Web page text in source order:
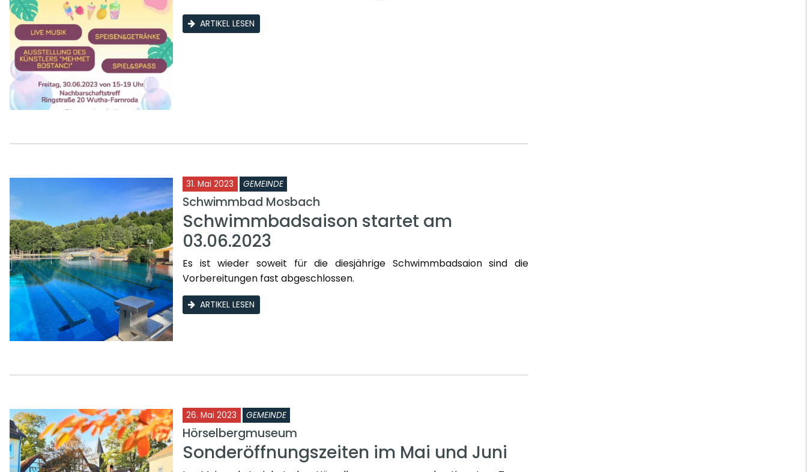
ARTIKEL LESEN
31. Mai 2023 GEMEINDE
Schwimmbad Mosbach
Schwimmbadsaison startet am
03.06.2023
Es ist wieder soweit für die diesjährige Schwimmbadsaion sind die
Vorbereitungen fast abgeschlossen.
ARTIKEL LESEN
26. Mai 2023 GEMEINDE
Hörselbergmuseum
Sonderöffnungszeiten im Mai und Juni